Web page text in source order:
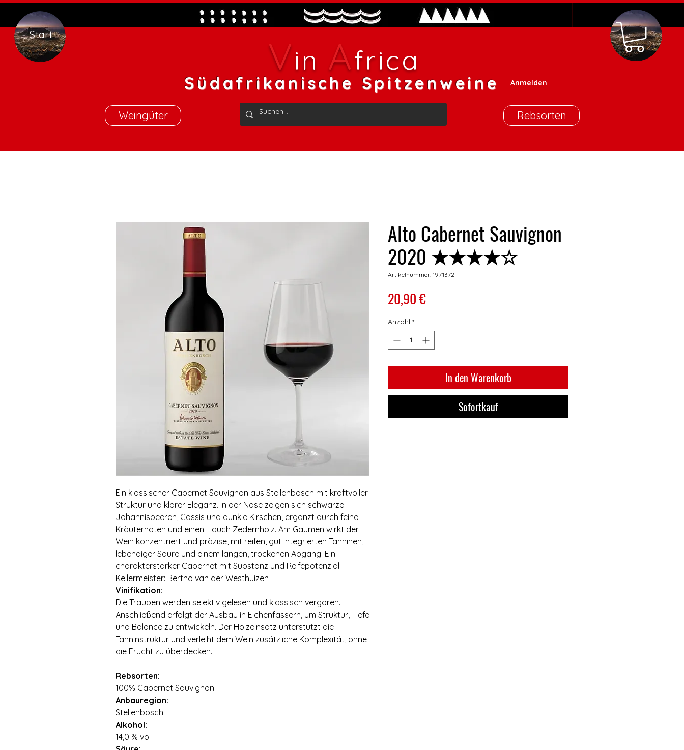
Start
Weingüter
Vin Africa
Südafrikanische Spitzenweine Anmelden
Rebsorten
Ein klassischer Cabernet Sauvignon aus Stellenbosch mit kraftvoller
Struktur und klarer Eleganz. In der Nase zeigen sich schwarze
Johannisbeeren, Cassis und dunkle Kirschen, ergänzt durch feine
Kräuternoten und einen Hauch Zedernholz. Am Gaumen wirkt der
Wein konzentriert und präzise, mit reifen, gut integrierten Tanninen,
lebendiger Säure und einem langen, trockenen Abgang. Ein
charakterstarker Cabernet mit Substanz und Reifepotenzial. ⠀
Kellermeister: Bertho van der Westhuizen ⠀
Vinifikation:
Die Trauben werden selektiv gelesen und klassisch vergoren.
Anschließend erfolgt der Ausbau in Eichenfässern, um Struktur, Tiefe
und Balance zu entwickeln. Der Holzeinsatz unterstützt die
Tanninstruktur und verleiht dem Wein zusätzliche Komplexität, ohne
die Frucht zu überdecken.
Rebsorten:
100% Cabernet Sauvignon
Anbauregion:
Stellenbosch
Alkohol:
14,0 % vol
Alto Cabernet Sauvignon
2020 ★★★★☆
Artikelnummer: 1971372
20,90 €Preis
Anzahl *
In den Warenkorb
Sofortkauf